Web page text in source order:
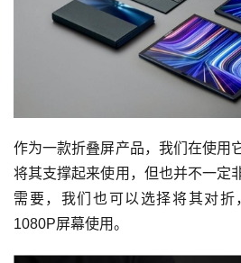
作为一款折叠屏产品，我们在使用
将其支撑起来使用，但也并不一定
需要，我们也可以选择将其对折
1080P屏幕使用。